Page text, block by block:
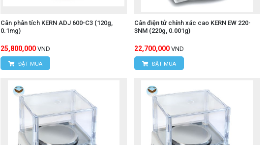
Cân phân tích KERN ADJ 600-C3 (120g,
0.1mg)
25,800,000 VND
ĐẶT MUA
Cân điện tử chính xác cao KERN EW 220-
3NM (220g, 0.001g)
22,700,000 VND
ĐẶT MUA